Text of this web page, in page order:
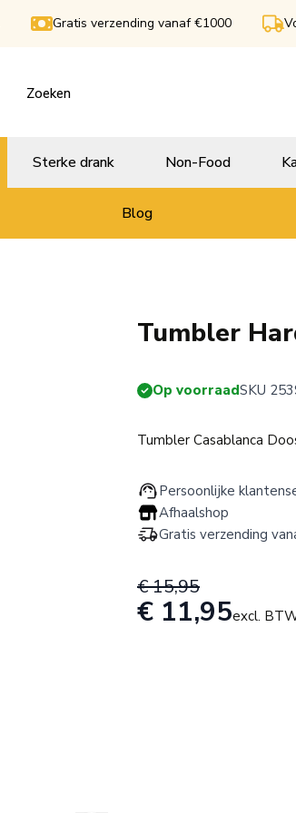
Gratis verzending vanaf €1000
Sterke drank Non-Food
Blog
Tumbler
Op voorraadSKU
Tumbler Casablanca
Persoonlijke
Afhaalshop
Gratis verzending
€ 15,95
€ 11,95excl.